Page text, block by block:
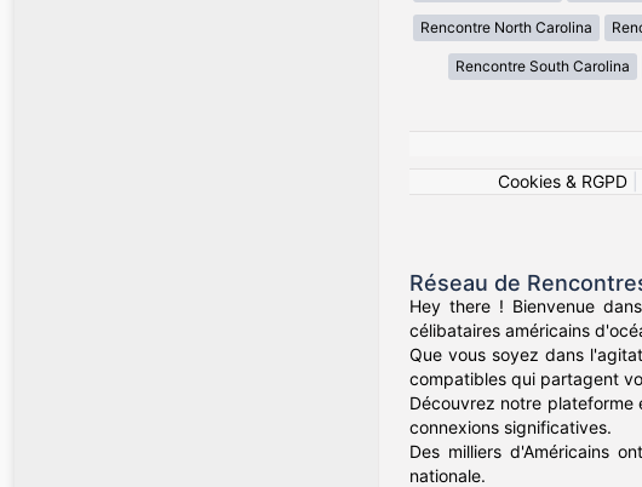
Rencontre North Carolina
Rencontre South Carolina
Cookies & RGPD|
Réseau de
Hey there ! Bienvenue
célibataires américains
Que vous soyez dans
compatibles qui partagent
Découvrez notre
connexions significatives.
Des milliers d'Américains
nationale.